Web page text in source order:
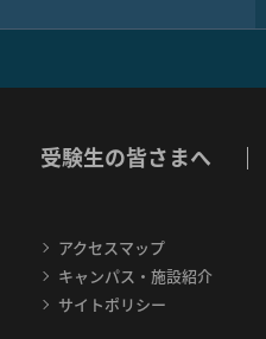
受験生の皆さまへ
アクセスマップ
キャンパス・施設紹介
サイトポリシー